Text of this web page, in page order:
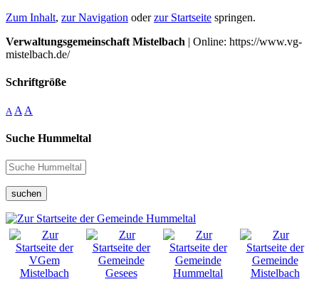
Zum Inhalt, zur Navigation oderzur Startseite springen.
Verwaltungsgemeinschaft Mistelbach | Online: https://www.vg-
mistelbach.de/
Schriftgröße
A A A
Suche Hummeltal
suchen